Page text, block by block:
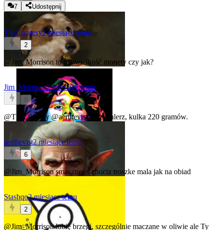
7
Udostępnij
TheLikatesy2 miesiące temu
2
@Jim_Morrison to ma wielkość monety czy jak?
Jim_Morrison2 miesiące temu
0
@TheLikatesy @aerthevistDuży talerz, kulka 220 gramów.
aerthevist2 miesiące temu
6
@Jim_Morrisonsmacznego chociz troszke mala jak na obiad
Stashqo2 miesiące temu
2
@Jim_Morrisonlubię brzegi, szczególnie maczane w oliwie ale Ty